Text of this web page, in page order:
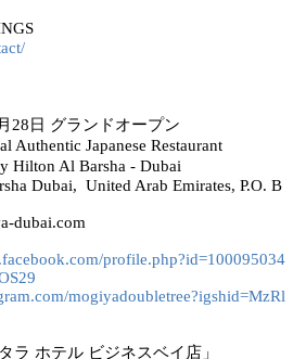
28日 グランドオープン
Authentic Japanese Restaurant
Hilton Al Barsha - Dubai
Dubai, United Arab Emirates, P.O. B
dubai.com
profile.php?id=100095034
mogiyadoubletree?igshid=MzRl
ラ ホテル ビジネスベイ店」